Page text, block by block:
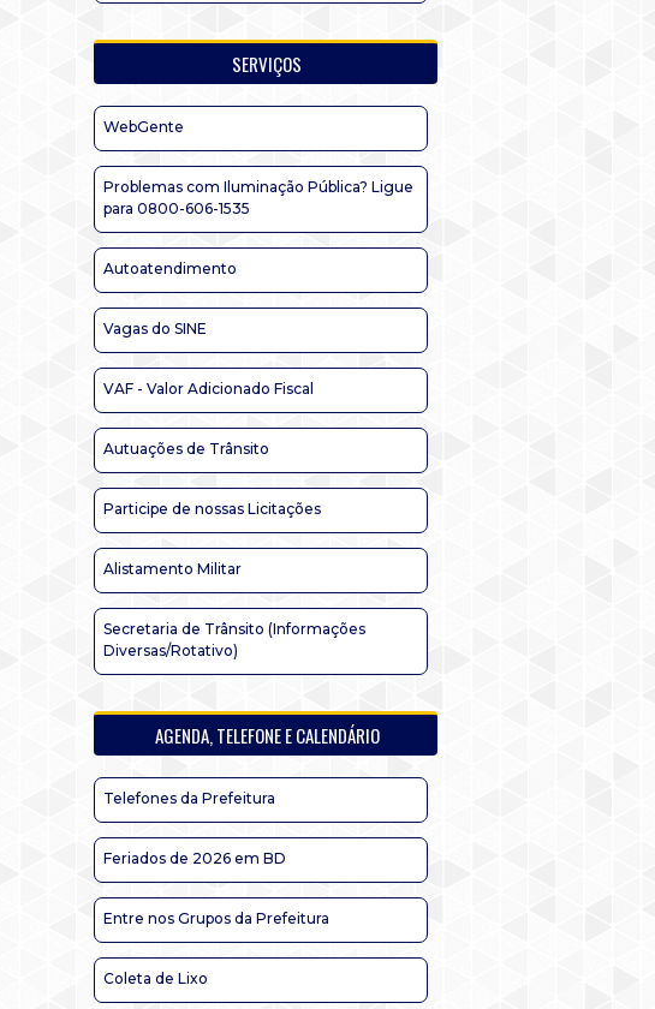
SERVIÇOS
WebGente
Problemas com Iluminação Pública? Ligue
para 0800-606-1535
Autoatendimento
Vagas do SINE
VAF - Valor Adicionado Fiscal
Autuações de Trânsito
Participe de nossas Licitações
Alistamento Militar
Secretaria de Trânsito (Informações
Diversas/Rotativo)
AGENDA, TELEFONE E CALENDÁRIO
Telefones da Prefeitura
Feriados de 2026 em BD
Entre nos Grupos da Prefeitura
Coleta de Lixo